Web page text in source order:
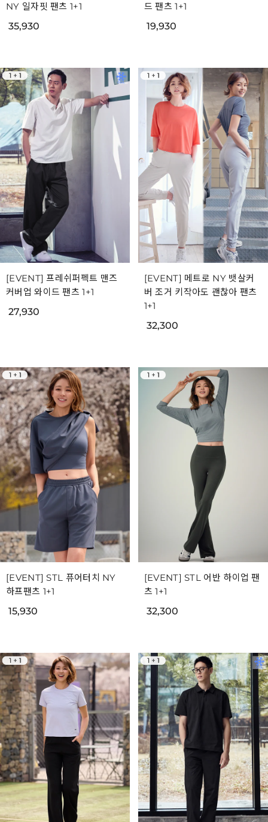
NY 일자핏 팬츠 1+1
35,930
드 팬츠 1+1
19,930
[EVENT] 프레쉬퍼펙트 맨즈
커버업 와이드 팬츠 1+1
27,930
[EVENT] 메트로 NY 뱃살커
버 조거 키작아도 괜찮아 팬츠
1+1
32,300
[EVENT] STL 퓨어터치 NY
하프팬츠 1+1
15,930
[EVENT] STL 어반 하이업 팬
츠 1+1
32,300